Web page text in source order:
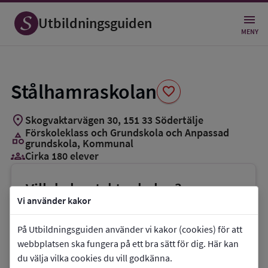
Vi använder kakor
På Utbildningsguiden använder vi kakor (cookies) för att
webbplatsen ska fungera på ett bra sätt för dig. Här kan
du välja vilka cookies du vill godkänna.
Utbildningsguiden MENY
Stålhamraskolan favorite
Spara
som
favorit
location_on Skogvaktarvägen 30, 151 33 Södertälje
categoryFörskoleklass och Grundskola och Anpassad
grundskola, Kommunal
groups_3Cirka 180 elever
Vill du kontakta skolan?
phoneTelefon:08-52303872
mailE-post:stalhamraskolan@skolasodertalje.se
link Webbplats: Stålhamraskolan